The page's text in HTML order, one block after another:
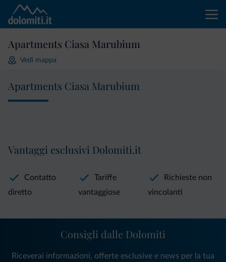
Apartments Ciasa Marubium
Vedi mappa
Apartments Ciasa Marubium
Vantaggi esclusivi Dolomiti.it
Contatto
diretto
Tariffe
vantaggiose
Richieste non
vincolanti
Consigli dalle Dolomiti
Riceverai informazioni, offerte esclusive e news per la tua